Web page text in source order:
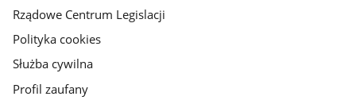
Rządowe Centrum Legislacji
Polityka cookies
Służba cywilna
Profil zaufany